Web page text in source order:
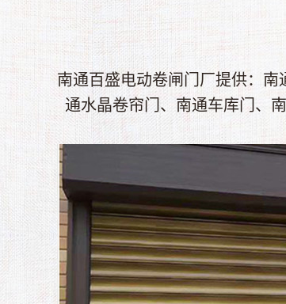
南通百盛电动卷闸门厂提供：
通水晶卷帘门、南通车库门、